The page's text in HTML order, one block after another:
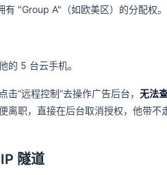
有 "Group A"（如欧美区）的分配权。
的 5 台云手机。
击“远程控制”去操作广告后台， 无法
离职，直接在后台取消授权，他带不
隧道